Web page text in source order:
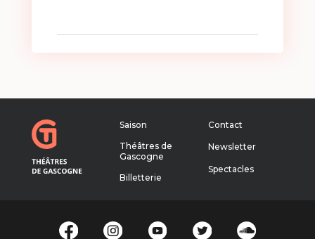
Saison
Théâtres de
Gascogne
Billetterie
Contact
Newsletter
Spectacles